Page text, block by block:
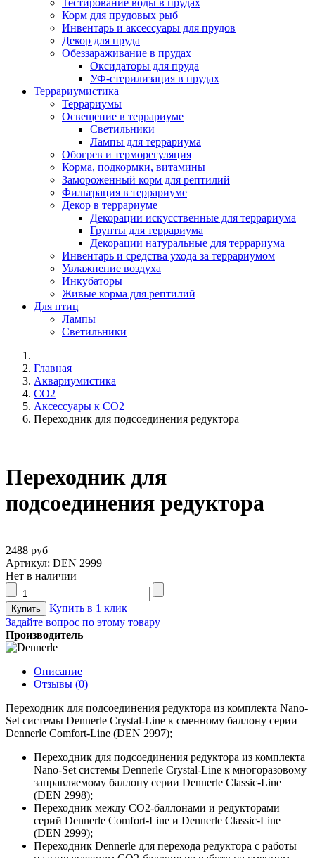
Корм для прудовых рыб
Инвентарь и аксессуары для прудов
Декор для пруда
Обеззараживание в прудах
Оксидаторы для пруда
УФ-стерилизация в прудах
Террариумистика
Террариумы
Освещение в террариуме
Светильники
Лампы для террариума
Обогрев и терморегуляция
Корма, подкормки, витамины
Замороженный корм для рептилий
Фильтрация в террариуме
Декор в террариуме
Декорации искусственные для террариума
Грунты для террариума
Декорации натуральные для террариума
Инвентарь и средства ухода за террариумом
Увлажнение воздуха
Инкубаторы
Живые корма для рептилий
Для птиц
Лампы
Светильники
Главная
Аквариумистика
CO2
Аксессуары к СО2
Переходник для подсоединения редуктора
Переходник для
подсоединения редуктора
2488 руб
Артикул: DEN 2999
Нет в наличии
Купить в 1 клик
Задайте вопрос по этому товару
Производитель
Описание
Отзывы (0)
Переходник для подсоединения редуктора из комплекта Nano-
Set системы Dennerle Crystal-Line к сменному баллону серии
Dennerle Comfort-Line (DEN 2997);
Переходник для подсоединения редуктора из комплекта
Nano-Set системы Dennerle Crystal-Line к многоразовому
заправляемому баллону серии Dennerle Classic-Line
(DEN 2998);
Переходник между СО2-баллонами и редукторами
серий Dennerle Comfort-Line и Dennerle Classic-Line
(DEN 2999);
Переходник Dennerle для перехода редуктора с работы